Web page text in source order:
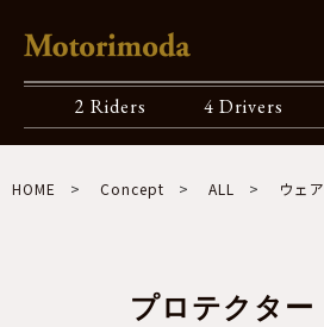
2 Riders 4 Drivers
HOME Concept ALL ウェア
プロテクター